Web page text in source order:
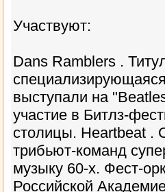
Участвуют:
Dans Ramblers .
выступали на
участие в Битлз-
столицы. Heartbeat .
трибьют-команд
музыку 60-х. Фест-
Российской